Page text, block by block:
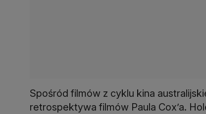
Spośród filmów z cyklu kina
retrospektywa filmów Paula Cox’a.